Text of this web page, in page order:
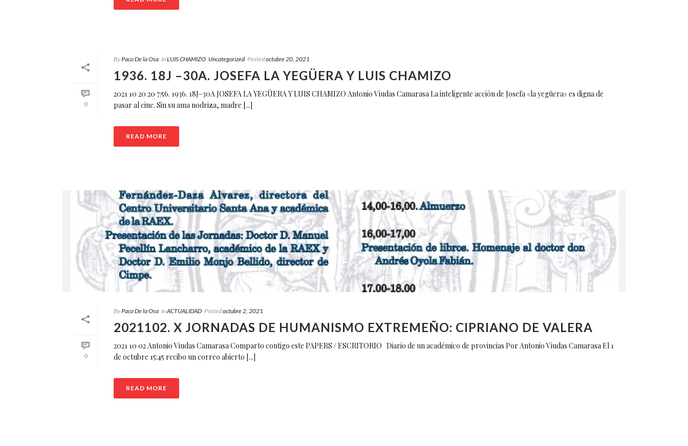
0
ByPaco De la Osa InLUIS CHAMIZO, Uncategorized Postedoctubre 20, 2021
1936. 18J –30A. JOSEFA LA YEGÜERA Y LUIS CHAMIZO
2021 10 20 20 7:56. 1936. 18J–30A JOSEFA LA YEGÜERA Y LUIS CHAMIZO Antonio Viudas Camarasa La inteligente acción de Josefa «la yegüera» es digna de
pasar al cine. Sin su ama nodriza, madre [...]
READ MORE
0
ByPaco De la Osa InACTUALIDAD Postedoctubre 2, 2021
2021102. X JORNADAS DE HUMANISMO EXTREMEÑO: CIPRIANO DE VALERA
2021 10 02 Antonio Viudas Camarasa Comparto contigo este PAPERS / ESCRITORIO Diario de un académico de provincias Por Antonio Viudas Camarasa El 1
de octubre 15:45 recibo un correo abierto [...]
READ MORE